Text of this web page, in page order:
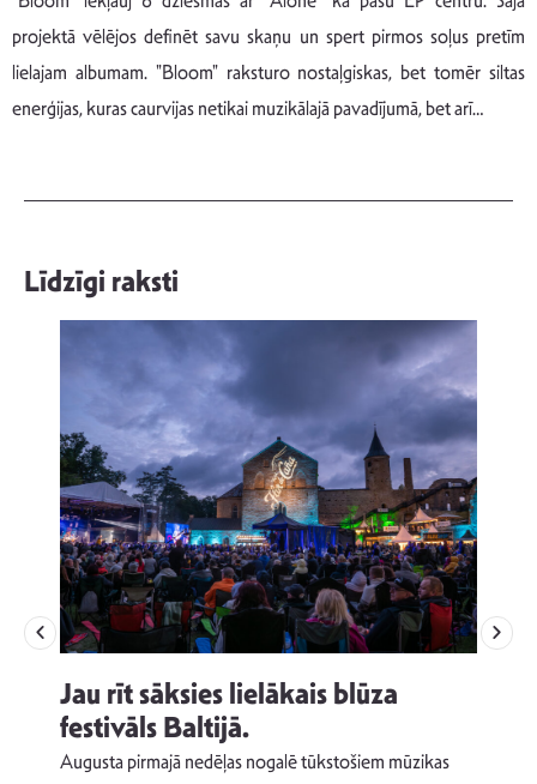
projektā vēlējos definēt savu skaņu un spert pirmos soļus pretīm
lielajam albumam. "Bloom" raksturo nostaļgiskas, bet tomēr siltas
enerģijas, kuras caurvijas netikai muzikālajā pavadījumā, bet arī…
Līdzīgi raksti
Jau rīt sāksies lielākais blūza
festivāls Baltijā.
Augusta pirmajā nedēļas nogalē tūkstošiem mūzikas